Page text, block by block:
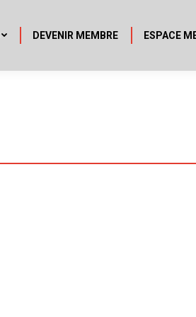
DEVENIR MEMBRE ESPACE